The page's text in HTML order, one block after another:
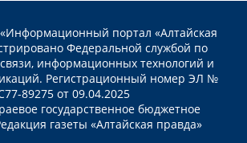
портал «Алтайская
Федеральной службой по
информационных технологий и
Регистрационный номер ЭЛ №
89275 от 09.04.2025
государственное бюджетное
газеты «Алтайская правда»